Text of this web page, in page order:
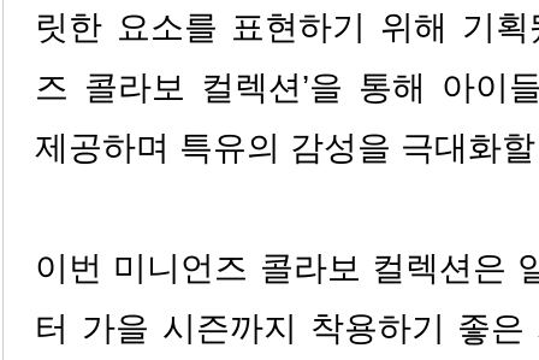
릿한 요소를 표현하기 위해 기획
즈 콜라보 컬렉션’을 통해 아이
제공하며 특유의 감성을 극대화
이번 미니언즈 콜라보 컬렉션은
터 가을 시즌까지 착용하기 좋